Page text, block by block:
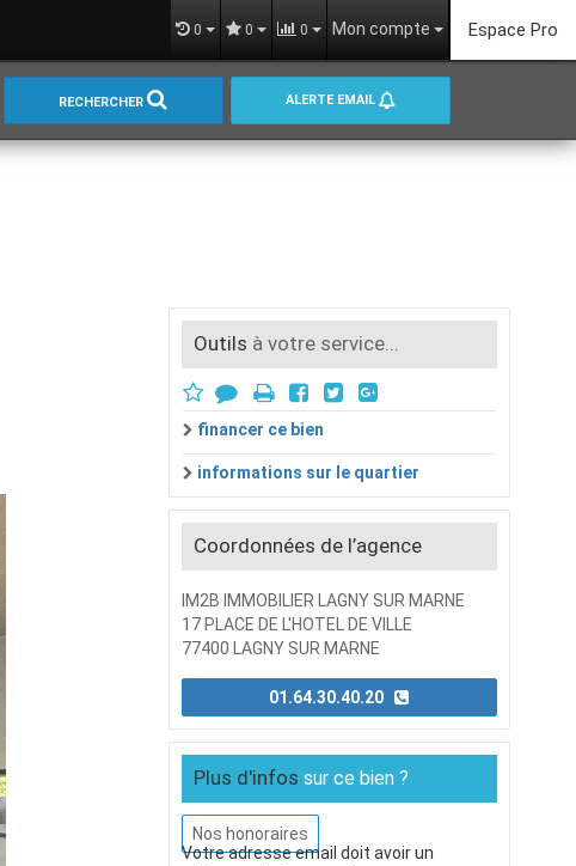
0 0 0 Mon compte Espace Pro
RECHERCHER ALERTE EMAIL
Outils à votre service...
financer ce bien
informations sur le quartier
Coordonnées de l’agence
IM2B IMMOBILIER LAGNY SUR MARNE
17 PLACE DE L'HOTEL DE VILLE
77400 LAGNY SUR MARNE
01.64.30.40.20
Plus d'infos sur ce bien ?
Nos honoraires
Votre adresse email doit avoir un